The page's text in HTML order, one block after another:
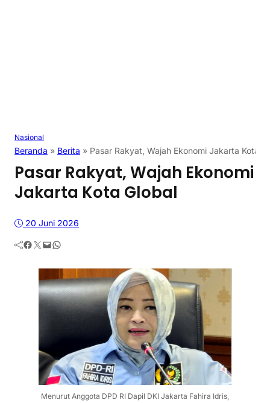
Nasional
Beranda » Berita » Pasar Rakyat, Wajah Ekonomi Jakarta Kota
Pasar Rakyat, Wajah Ekonomi
Jakarta Kota Global
20 Juni 2026
Facebook Twitter Mail WhatsApp
Menurut Anggota DPD RI Dapil DKI Jakarta Fahira Idris,